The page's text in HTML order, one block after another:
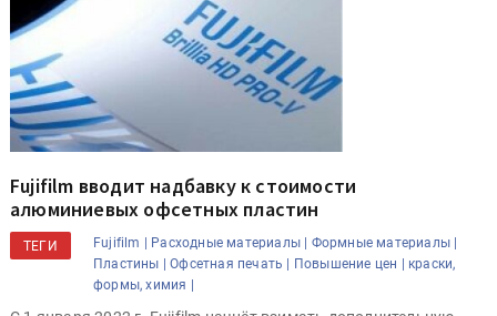
Fujifilm вводит надбавку к стоимости
алюминиевых офсетных пластин
ТЕГИ Fujifilm | Расходные материалы |
Формные материалы |
Пластины |
Офсетная печать | Повышение цен |
краски,
формы, химия |